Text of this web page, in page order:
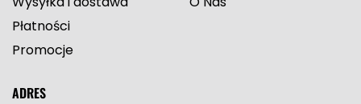
Płatności
Promocje
ADRES